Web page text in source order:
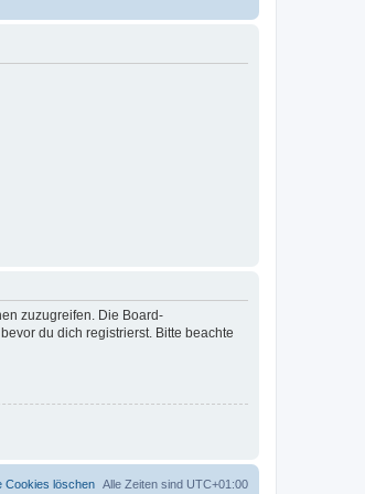
zuzugreifen. Die Board-
du dich registrierst. Bitte beachte
Alle Zeiten sind UTC+01:00
Cookies löschen